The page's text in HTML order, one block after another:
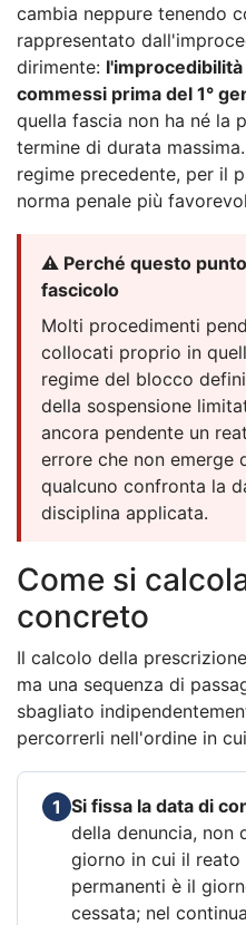
cambia neppure tenendo
rappresentato
dirimente:
commessi prima del 1°
quella fascia non ha né la
termine di durata
regime precedente, per il
norma penale più
⚠️ Perché questo
fascicolo
Molti procedimenti
collocati proprio in
regime del blocco
della sospensione
ancora pendente un
errore che non emerge
qualcuno confronta la
disciplina applicata.
Come si
concreto
Il calcolo della
ma una sequenza di
sbagliato
percorrerli nell'ordine in
1 Si fissa la data di
della denuncia, non
giorno in cui il reato
permanenti è il
cessata; nel